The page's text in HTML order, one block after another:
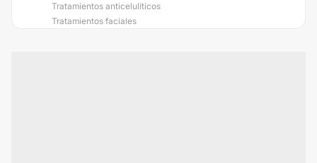
Tratamientos anticelulíticos
Tratamientos faciales